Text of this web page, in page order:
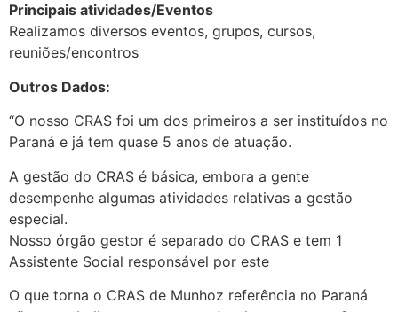
Principais atividades/Eventos
Realizamos diversos eventos, grupos, cursos,
reuniões/encontros
Outros Dados:
“O nosso CRAS foi um dos primeiros a ser instituídos no
Paraná e já tem quase 5 anos de atuação.
A gestão do CRAS é básica, embora a gente
desempenhe algumas atividades relativas a gestão
especial.
Nosso órgão gestor é separado do CRAS e tem 1
Assistente Social responsável por este
O que torna o CRAS de Munhoz referência no Paraná